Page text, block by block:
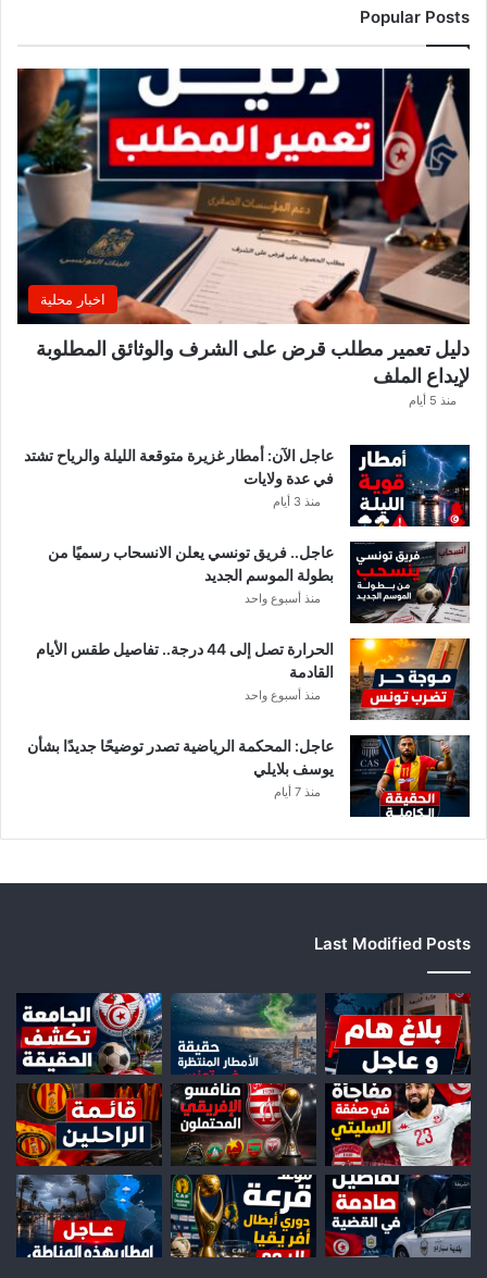
Popular Posts
اخبار محلية
دليل تعمير مطلب قرض على الشرف والوثائق المطلوبة
لإيداع الملف
منذ 5 أيام
عاجل الآن: أمطار غزيرة متوقعة الليلة والرياح تشتد
في عدة ولايات
منذ 3 أيام
عاجل.. فريق تونسي يعلن الانسحاب رسميًا من
بطولة الموسم الجديد
منذ أسبوع واحد
الحرارة تصل إلى 44 درجة.. تفاصيل طقس الأيام
القادمة
منذ أسبوع واحد
عاجل: المحكمة الرياضية تصدر توضيحًا جديدًا بشأن
يوسف بلايلي
منذ 7 أيام
Last Modified Posts